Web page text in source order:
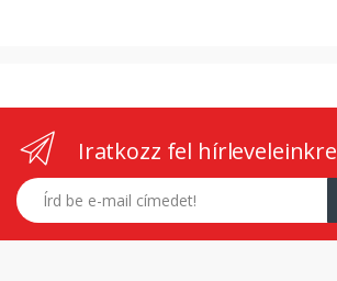
Iratkozz fel hírleveleinkre
E-mail címed